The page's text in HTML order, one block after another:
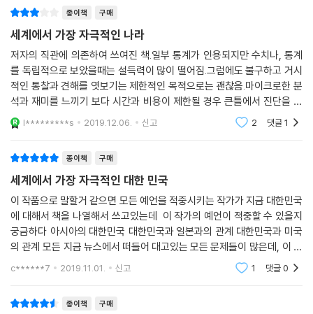
종이책 구매
세계에서 가장 자극적인 나라
저자의 직관에 의존하여 쓰여진 책.일부 통계가 인용되지만 수치나, 통계
를 독립적으로 보았을때는 설득력이 많이 떨어짐.그럼에도 불구하고 거시
적인 통찰과 견해를 엿보기는 제한적인 목적으로는 괜찮음.마이크로한 분
석과 재미를 느끼기 보다 시간과 비용이 제한될 경우 큰틀에서 진단을 하
길 워하는 경우 소기의 목적을 달성할 수 있음.젊은 세대보다 기성 세대에
추천 할 만한 책.
l*********s 2019.12.06. 신고 2 댓글1
종이책 구매
세계에서 가장 자극적인 대한 민국
이 작품으로 말할거 같으면 모든 예언을 적중시키는 작가가 지금 대한민국
에 대해서 책을 나열해서 쓰고있는데 이 작가의 예언이 적중할 수 있을지
궁금하다 아시아의 대한민국 대한민국과 일본과의 관계 대한민국과 미국
의 관계 모든 지금 뉴스에서 떠들어 대고있는 모든 문제들이 많은데, 이 작
가의 책에서 만큼은 대한민국은 세계의 중심이 되고 자극 적인 나라라고
c******7 2019.11.01. 신고 1 댓글0
종이책 구매